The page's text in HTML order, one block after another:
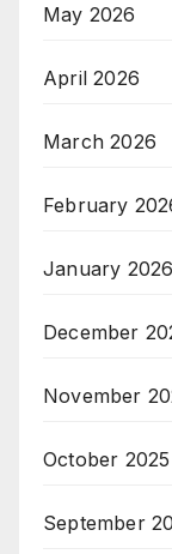
May 2026
April 2026
March 2026
February
January 2026
December
November
October 2025
September